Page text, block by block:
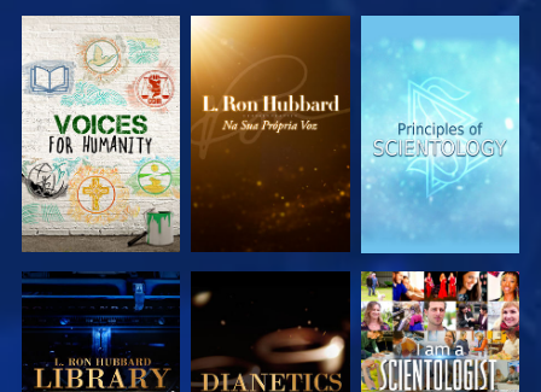
EXPLORAR A
SÉRIE
EXPLORAR A
SÉRIE
EXPLORAR A
SÉRIE
EXPLORAR A
SÉRIE
EXPLORAR A
SÉRIE
VER